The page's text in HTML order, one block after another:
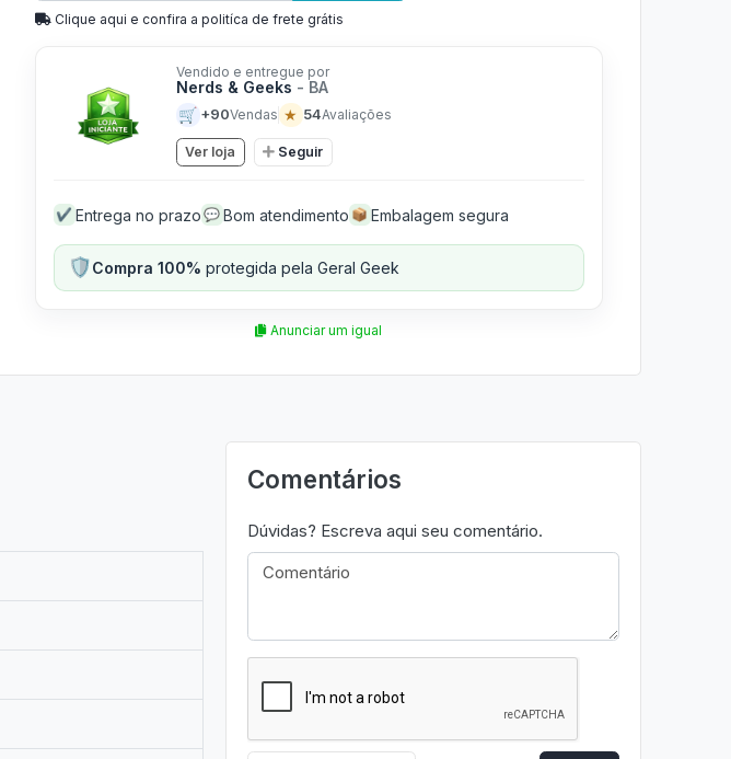
Clique aqui e confira a politíca de frete grátis
Vendido e entregue por
Nerds & Geeks - BA
🛒 +90Vendas ★ 54Avaliações
Ver loja Seguir
✔ Entrega no prazo 💬 Bom atendimento 📦 Embalagem segura
🛡️Compra 100% protegida pela Geral Geek
Anunciar um igual
Comentários
Dúvidas? Escreva aqui seu comentário.